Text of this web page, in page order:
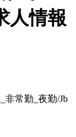
人情報
非常勤_夜勤/Jb